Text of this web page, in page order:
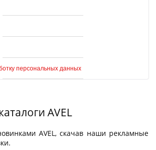
персональных данных
AVEL
AVEL, скачав наши рекламные